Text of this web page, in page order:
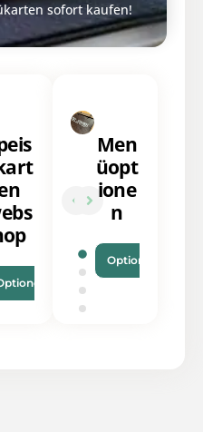
sofort kaufen!
Men
üopt
ione
n
Optionen